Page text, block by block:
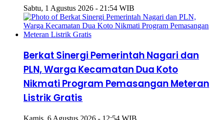
Sabtu, 1 Agustus 2026 - 21:54 WIB
Berkat Sinergi Pemerintah Nagari dan
PLN, Warga Kecamatan Dua Koto
Nikmati Program Pemasangan Meteran
Listrik Gratis
Kamis, 6 Agustus 2026 - 12:54 WIB